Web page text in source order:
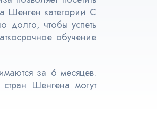
Шенген категории С
долго, чтобы успеть
обучение
за 6 месяцев.
Шенгена могут